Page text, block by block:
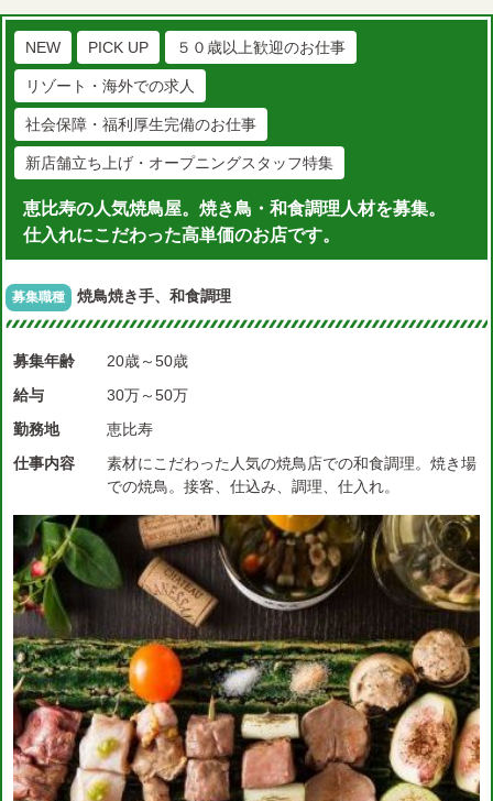
NEW PICK UP ５０歳以上歓迎のお仕事
リゾート・海外での求人
社会保障・福利厚生完備のお仕事
新店舗立ち上げ・オープニングスタッフ特集
恵比寿の人気焼鳥屋。焼き鳥・和食調理人材を募集。
仕入れにこだわった高単価のお店です。
募集職種 焼鳥焼き手、和食調理
募集年齢
20歳～50歳
給与
30万～50万
勤務地
恵比寿
仕事内容
素材にこだわった人気の焼鳥店での和食調理。焼き場
での焼鳥。接客、仕込み、調理、仕入れ。